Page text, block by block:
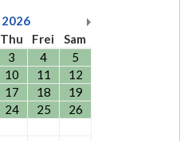
2026
Thu Frei
Sam
3 4
5
10 11
12
17 18
19
24 25
26